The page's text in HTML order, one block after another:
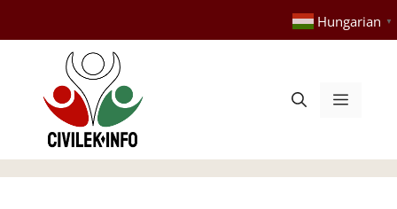
tartalomba
Hungarian ▼
Menü